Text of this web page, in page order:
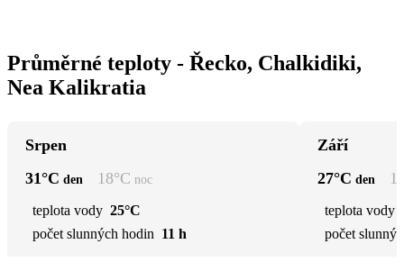
Průměrné teploty - Řecko, Chalkidiki,
Nea Kalikratia
Srpen
31°C den 18°C noc
teplota vody 25°C
počet slunných hodin 11 h
Září
27°C den
teplota vody
počet